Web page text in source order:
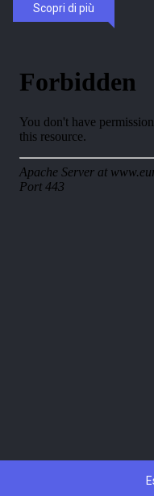
Scopri di più